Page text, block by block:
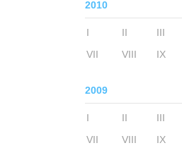
2010
I II III
VII
VIII IX
2009
I II III
VII
VIII IX